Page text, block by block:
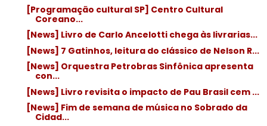
[Programação cultural SP] Centro Cultural
Coreano...
[News] Livro de Carlo Ancelotti chega às livrarias...
[News] 7 Gatinhos, leitura do clássico de Nelson R...
[News] Orquestra Petrobras Sinfônica apresenta
con...
[News] Livro revisita o impacto de Pau Brasil cem ...
[News] Fim de semana de música no Sobrado da
Cidad...